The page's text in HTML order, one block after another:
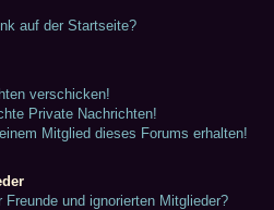
auf der Startseite?
verschicken!
Private Nachrichten!
Mitglied dieses Forums erhalten!
und ignorierten Mitglieder?